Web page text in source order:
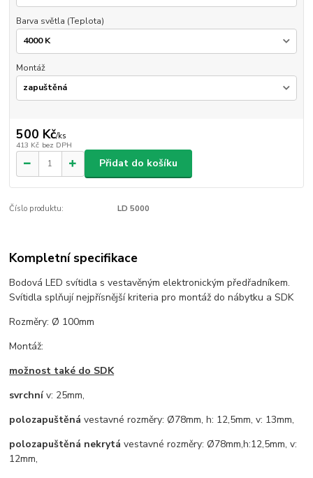
Barva světla (Teplota)
Montáž
500 Kč/ks
413 Kč bez DPH
Přidat do košíku
Číslo produktu: LD 5000
Kompletní specifikace
Bodová LED svítidla s vestavěným elektronickým předřadníkem.
Svítidla splňují nejpřísnější kriteria pro montáž do nábytku a SDK
Rozměry: Ø 100mm
Montáž:
možnost také do SDK
svrchnív: 25mm,
polozapuštěná vestavné rozměry: Ø78mm, h: 12,5mm, v: 13mm,
polozapuštěná nekrytá vestavné rozměry: Ø78mm,h:12,5mm, v:
12mm,